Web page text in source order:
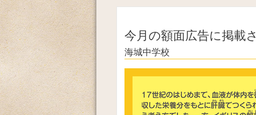
今月の額面広告に掲載
海城中学校